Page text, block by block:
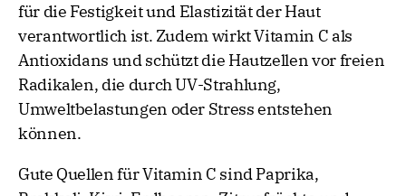
für die Festigkeit und Elastizität der Haut
verantwortlich ist. Zudem wirkt Vitamin C als
Antioxidans und schützt die Hautzellen vor freien
Radikalen, die durch UV-Strahlung,
Umweltbelastungen oder Stress entstehen
können.
Gute Quellen für Vitamin C sind Paprika,